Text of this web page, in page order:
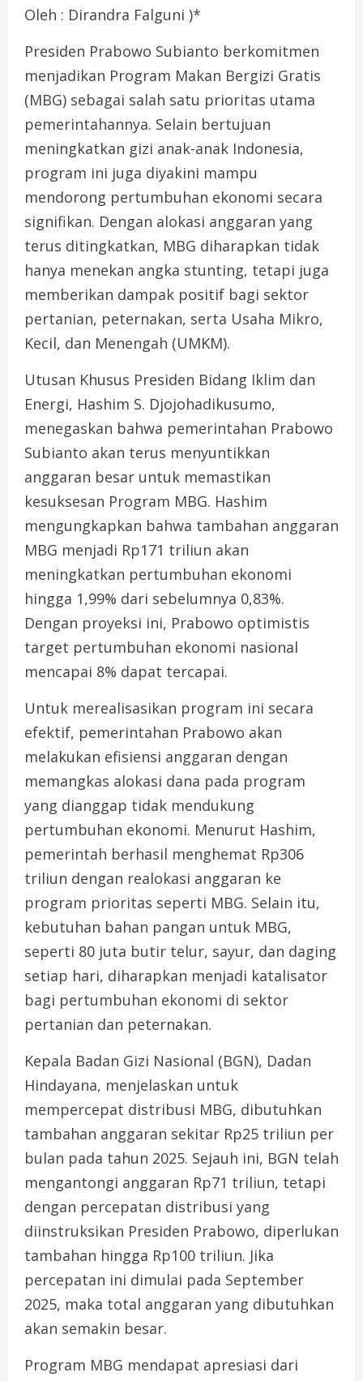
Oleh : Dirandra Falguni )*
Presiden Prabowo Subianto berkomitmen
menjadikan Program Makan Bergizi Gratis
(MBG) sebagai salah satu prioritas utama
pemerintahannya. Selain bertujuan
meningkatkan gizi anak-anak Indonesia,
program ini juga diyakini mampu
mendorong pertumbuhan ekonomi secara
signifikan. Dengan alokasi anggaran yang
terus ditingkatkan, MBG diharapkan tidak
hanya menekan angka stunting, tetapi juga
memberikan dampak positif bagi sektor
pertanian, peternakan, serta Usaha Mikro,
Kecil, dan Menengah (UMKM).
Utusan Khusus Presiden Bidang Iklim dan
Energi, Hashim S. Djojohadikusumo,
menegaskan bahwa pemerintahan Prabowo
Subianto akan terus menyuntikkan
anggaran besar untuk memastikan
kesuksesan Program MBG. Hashim
mengungkapkan bahwa tambahan anggaran
MBG menjadi Rp171 triliun akan
meningkatkan pertumbuhan ekonomi
hingga 1,99% dari sebelumnya 0,83%.
Dengan proyeksi ini, Prabowo optimistis
target pertumbuhan ekonomi nasional
mencapai 8% dapat tercapai.
Untuk merealisasikan program ini secara
efektif, pemerintahan Prabowo akan
melakukan efisiensi anggaran dengan
memangkas alokasi dana pada program
yang dianggap tidak mendukung
pertumbuhan ekonomi. Menurut Hashim,
pemerintah berhasil menghemat Rp306
triliun dengan realokasi anggaran ke
program prioritas seperti MBG. Selain itu,
kebutuhan bahan pangan untuk MBG,
seperti 80 juta butir telur, sayur, dan daging
setiap hari, diharapkan menjadi katalisator
bagi pertumbuhan ekonomi di sektor
pertanian dan peternakan.
Kepala Badan Gizi Nasional (BGN), Dadan
Hindayana, menjelaskan untuk
mempercepat distribusi MBG, dibutuhkan
tambahan anggaran sekitar Rp25 triliun per
bulan pada tahun 2025. Sejauh ini, BGN telah
mengantongi anggaran Rp71 triliun, tetapi
dengan percepatan distribusi yang
diinstruksikan Presiden Prabowo, diperlukan
tambahan hingga Rp100 triliun. Jika
percepatan ini dimulai pada September
2025, maka total anggaran yang dibutuhkan
akan semakin besar.
Program MBG mendapat apresiasi dari